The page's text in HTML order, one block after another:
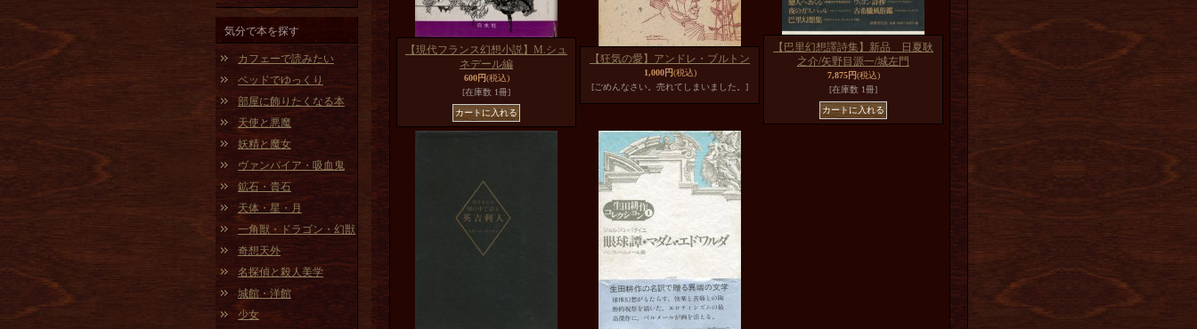
気分で本を探す
カフェーで読みたい
ベッドでゆっくり
部屋に飾りたくなる本
天使と悪魔
妖精と魔女
ヴァンパイア・吸血鬼
鉱石・貴石
天体・星・月
一角獣・ドラゴン・幻獣
奇想天外
名探偵と殺人美学
城館・洋館
少女
【現代フランス幻想小説】M.シュ
ネデール編
600円(税込)
[在庫数 1冊]
【狂気の愛】アンドレ・ブルトン
1,000円(税込)
[ごめんなさい。売れてしまいました。]
【巴里幻想譯詩集】新品 日夏耿
之介/矢野目源一/城左門
7,875円(税込)
[在庫数 1冊]